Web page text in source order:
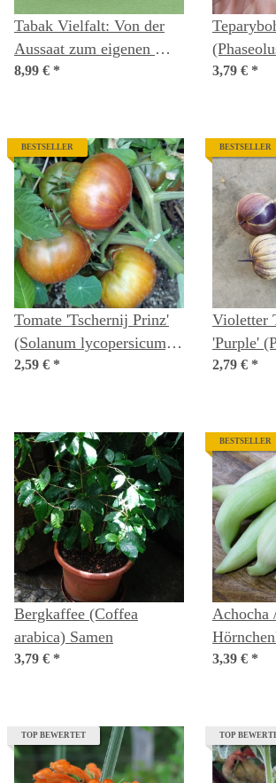
Tabak Vielfalt: Von der
Aussaat zum eigenen Mix
- Samenset Nr.10
8,99 € *
Samen
3,79 € *
BESTSELLER
Tomate 'Tschernij Prinz'
(Solanum lycopersicum)
Samen
2,59 € *
BESTSELLER
Violetter
'Purple'
ixocarpa)
2,79 € *
Bergkaffee (Coffea
arabica) Samen
3,79 € *
BESTSELLER
Achocha
3,39 € *
TOP BEWERTET TOP